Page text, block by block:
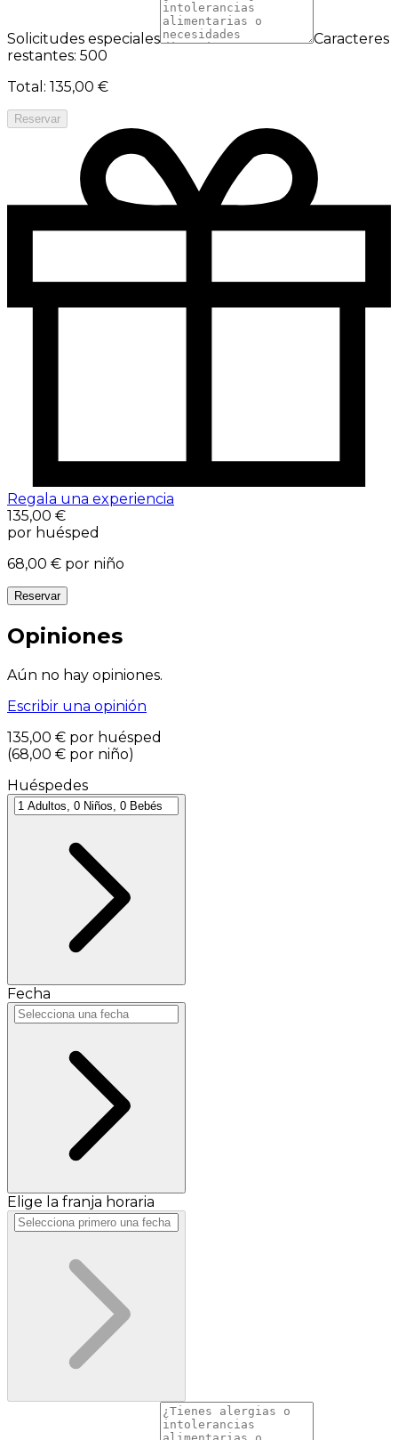
Solicitudes especiales
Caracteres
restantes: 500
Total : 135,00 €
Reservar
Regala una experiencia
135,00 €
por huésped
68,00 € por niño
Reservar
Opiniones
Aún no hay opiniones.
Escribir una opinión
135,00 € por huésped
(68,00 € por niño)
Huéspedes
Fecha
Elige la franja horaria